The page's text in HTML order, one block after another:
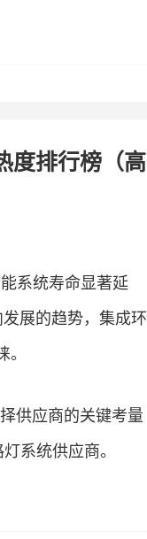
度排行榜（高
系统寿命显著延
展的趋势，集成环
供应商的关键考量
系统供应商。